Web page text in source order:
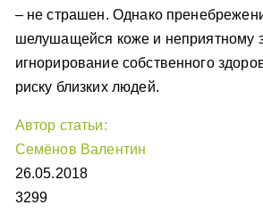
– не страшен. Однако
шелушащейся коже и неприятному
игнорирование собственного
риску близких людей.
Автор статьи:
Семёнов Валентин
26.05.2018
3299